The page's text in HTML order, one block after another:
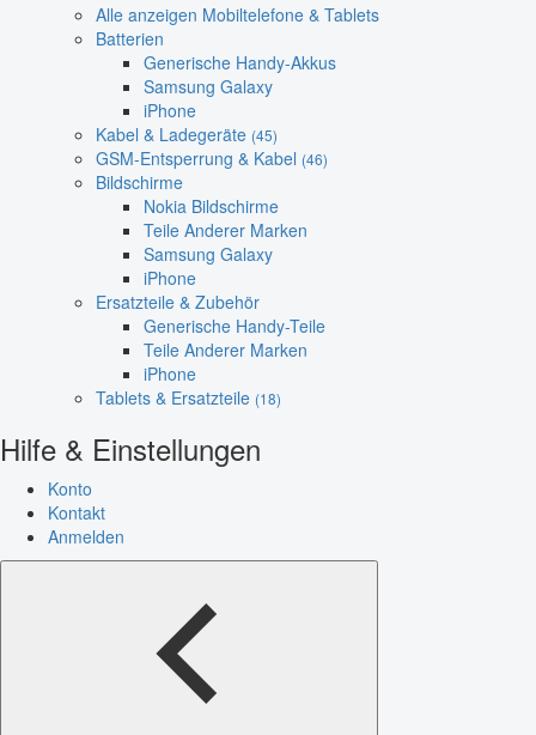
Alle anzeigen Mobiltelefone & Tablets
Batterien
Generische Handy-Akkus
Samsung Galaxy
iPhone
Kabel & Ladegeräte (45)
GSM-Entsperrung & Kabel (46)
Bildschirme
Nokia Bildschirme
Teile Anderer Marken
Samsung Galaxy
iPhone
Ersatzteile & Zubehör
Generische Handy-Teile
Teile Anderer Marken
iPhone
Tablets & Ersatzteile (18)
Hilfe & Einstellungen
Konto
Kontakt
Anmelden